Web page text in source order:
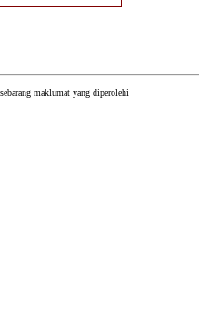
maklumat yang diperolehi